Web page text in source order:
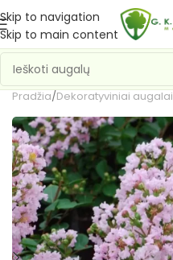
Skip to navigation
Skip to main content
Pradžia/Dekoratyviniai augalai